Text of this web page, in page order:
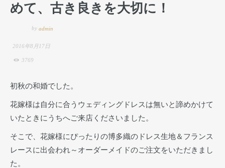
めて、古き良きを大切に！
by admin
2016年8月17日
3769
初秋の和婚でした。
花嫁様は自分に合うウェディングドレスは無いと諦めかけて
いたときにうちへご来店くださいました。
そこで、花嫁様にぴったりの博多織のドレス生地＆フランス
レースに出会われ～オーダーメイドのご注文をいただきまし
た。